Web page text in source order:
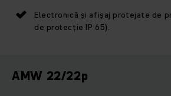
Electronică și afișaj protejate de
de protecție IP 65).
AMW 22/22p